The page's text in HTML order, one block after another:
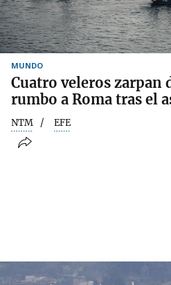
MUNDO
Cuatro veleros zarpan
rumbo a Roma tras el
NTM EFE